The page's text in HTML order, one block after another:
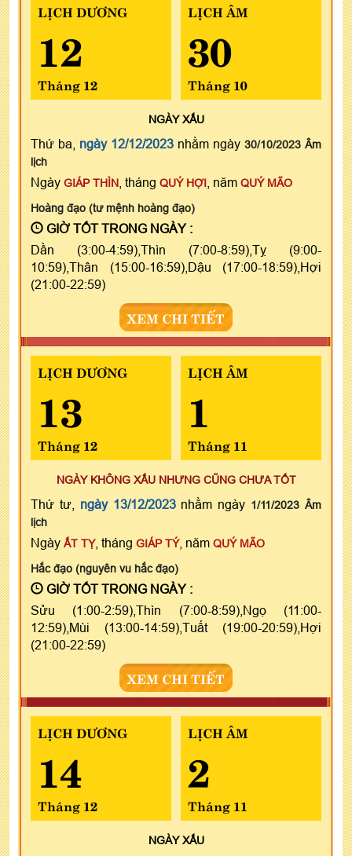
LỊCH DƯƠNG
12
Tháng 12
LỊCH ÂM
30
Tháng 10
NGÀYXẤU
Thứ ba, ngày 12/12/2023 nhằm ngày 30/10/2023 Âm
lịch
Ngày GIÁP THÌN , tháng QUÝ HỢI , năm QUÝ MÃO
Hoàng đạo (tư mệnh hoàng đạo)
GIỜ TỐT TRONG NGÀY :
Dần (3:00-4:59),Thìn (7:00-8:59),Tỵ (9:00-
10:59),Thân (15:00-16:59),Dậu (17:00-18:59),Hợi
(21:00-22:59)
XEM CHI TIẾT
LỊCH DƯƠNG
13
Tháng 12
LỊCH ÂM
1
Tháng 11
NGÀY KHÔNG XẤU NHƯNG CŨNG CHƯA TỐT
Thứ tư, ngày 13/12/2023nhằm ngày 1/11/2023 Âm
lịch
Ngày ẤT TỴ, tháng GIÁP TÝ, năm QUÝ MÃO
Hắc đạo (nguyên vu hắc đạo)
GIỜ TỐT TRONG NGÀY :
Sửu (1:00-2:59),Thìn (7:00-8:59),Ngọ (11:00-
12:59),Mùi (13:00-14:59),Tuất (19:00-20:59),Hợi
(21:00-22:59)
XEM CHI TIẾT
LỊCH DƯƠNG
14
Tháng 12
LỊCH ÂM
2
Tháng 11
NGÀYXẤU